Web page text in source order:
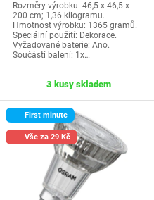
Rozměry výrobku: 46,5 x 46,5 x
200 cm; 1,36 kilogramu.
Hmotnost výrobku: 1365 gramů.
Speciální použití: Dekorace.
Vyžadované baterie: Ano.
Součástí balení: 1x…
3 kusy skladem
First minute
Vše za 29 Kč